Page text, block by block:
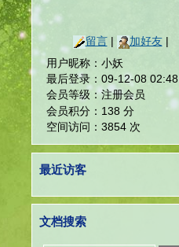
留言| 加好友|
用户昵称：小妖
最后登录：09-12-08 02:48
会员等级：注册会员
会员积分：138 分
空间访问：3854 次
最近访客
文档搜索